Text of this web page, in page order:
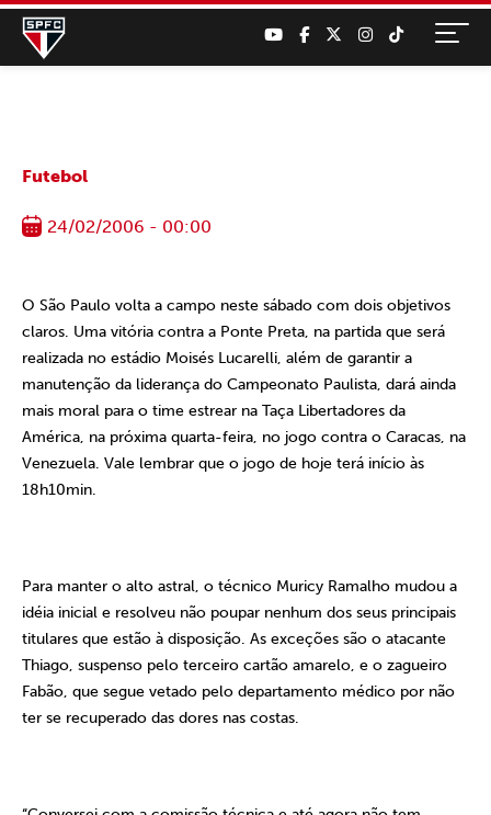
Futebol
24/02/2006 - 00:00
O São Paulo volta a campo neste sábado com dois objetivos
claros. Uma vitória contra a Ponte Preta, na partida que será
realizada no estádio Moisés Lucarelli, além de garantir a
manutenção da liderança do Campeonato Paulista, dará ainda
mais moral para o time estrear na Taça Libertadores da
América, na próxima quarta-feira, no jogo contra o Caracas, na
Venezuela. Vale lembrar que o jogo de hoje terá início às
18h10min.
Para manter o alto astral, o técnico Muricy Ramalho mudou a
idéia inicial e resolveu não poupar nenhum dos seus principais
titulares que estão à disposição. As exceções são o atacante
Thiago, suspenso pelo terceiro cartão amarelo, e o zagueiro
Fabão, que segue vetado pelo departamento médico por não
ter se recuperado das dores nas costas.